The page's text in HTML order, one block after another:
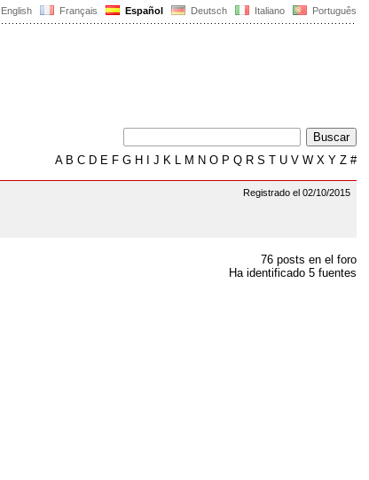
English Français Español Deutsch Italiano Português
AB C D E F G H J K L M N O P Q R S T U V W X Y Z #
Registrado el 02/10/2015
76 posts en el foro
Ha identificado 5 fuentes